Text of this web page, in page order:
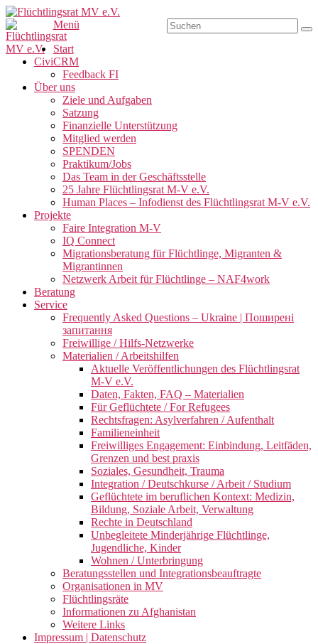
Zum
Inhalt
springen
Flüchtlingsrat MV e.V.
Schwerin
Suchen
nach:
Menü
Primäres
Menü
Start
CiviCRM
Feedback FI
Über uns
Ziele und Aufgaben
Satzung
Finanzielle Unterstützung
Mitglied werden
SPENDEN
Praktikum/Jobs
Das Team in der Geschäftsstelle
25 Jahre Flüchtlingsrat M-V e.V.
Human Places – Infodienst des Flüchtlingsrat M-V e.V.
Projekte
Faire Integration M-V
IQ Connect
Migrationsberatung für Flüchtlinge, Migranten &
Migrantinnen
Netzwerk Arbeit für Flüchtlinge – NAF4work
Beratung
Service
Frequently Asked Questions – Ukraine | Поширені
запитання
Freiwillige / Hilfs-Netzwerke
Materialien / Arbeitshilfen
Aktuelle Veröffentlichungen des Flüchtlingsrat
M-V e.V.
Daten, Fakten, FAQ – Materialien
Für Geflüchtete / For Refugees
Rechtsfragen: Asylverfahren / Aufenthalt
Familieneinheit
Freiwilliges Engagement: Einbindung, Leitfäden,
Grenzen und best praxis
Soziales, Gesundheit, Trauma
Integration / Deutschkurse / Arbeit / Studium
Geflüchtete im beruflichen Kontext: Medizin,
Bildung, Soziale Arbeit, Verwaltung
Rechte in Deutschland
Unbegleitete Minderjährige Flüchtlinge,
Jugendliche, Kinder
Wohnen / Unterbringung
Beratungsstellen und Integrationsbeauftragte
Organisationen in MV
Flüchtlingsräte
Informationen zu Afghanistan
Weitere Links
Impressum | Datenschutz